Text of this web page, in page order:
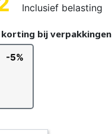
Inclusief belasting
korting bij verpakkingen
-5%